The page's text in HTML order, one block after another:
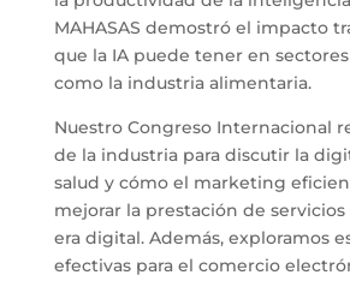
MAHASAS demostró el impacto
que la IA puede tener en
como la industria alimentaria.
Nuestro Congreso Internacional
de la industria para discutir la
salud y cómo el marketing
mejorar la prestación de
era digital. Además, exploramos
efectivas para el comercio